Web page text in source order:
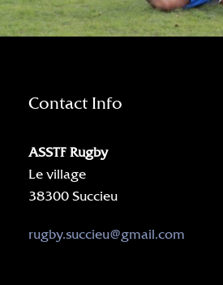
Contact Info
ASSTF Rugby
Le village
38300 Succieu
rugby.succieu@gmail.com